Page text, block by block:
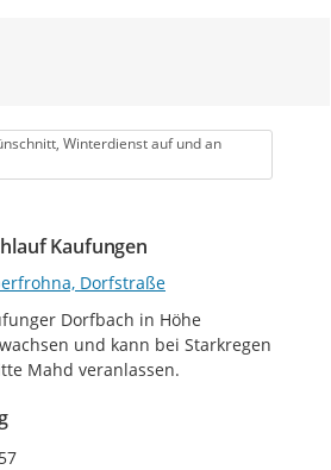
Äußerung
Winterdienst auf und an
Kaufungen
Dorfstraße
Dorfbach in Höhe
und kann bei Starkregen
Mahd veranlassen.